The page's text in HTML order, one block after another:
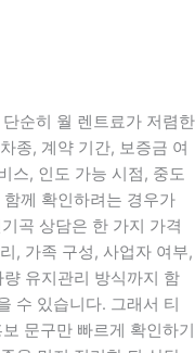
순히 월 렌트료가 저렴한
종, 계약 기간, 보증금 여
스, 인도 가능 시점, 중도
께 확인하려는 경우가
곡 상담은 한 가지 가격
, 가족 구성, 사업자 여부,
유지관리 방식까지 함
수 있습니다. 그래서 티
문구만 빠르게 확인하기